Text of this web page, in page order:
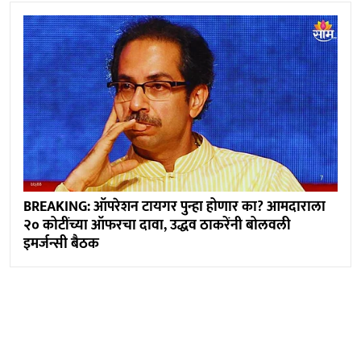
BREAKING: ऑपरेशन टायगर पुन्हा होणार का? आमदाराला
२० कोटींच्या ऑफरचा दावा, उद्धव ठाकरेंनी बोलवली
इमर्जन्सी बैठक